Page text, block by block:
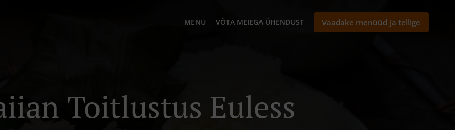
MENU VÕTA MEIEGA ÜHENDUST Vaadake menüüd ja tellige
Toitlustus Euless